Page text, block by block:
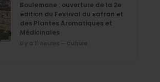
Boulemane : ouverture de la 2e
édition du Festival du safran et
des Plantes Aromatiques et
Médicinales
il y a 11 heures - Culture